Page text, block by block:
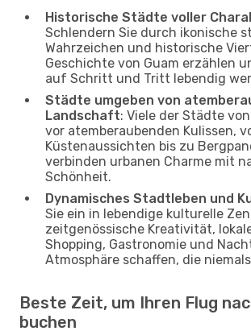
Historische Städte voller
Schlendern Sie durch ikonische
Wahrzeichen und historische
Geschichte von Guam erzählen
auf Schritt und Tritt lebendig
Städte umgeben von
Landschaft: Viele der Städte
vor atemberaubenden Kulissen,
Küstenaussichten bis zu
verbinden urbanen Charme mit
Schönheit.
Dynamisches Stadtleben und
Sie ein in lebendige kulturelle
zeitgenössische Kreativität,
Shopping, Gastronomie und
Atmosphäre schaffen, die
Beste Zeit, um Ihren Flug
buchen